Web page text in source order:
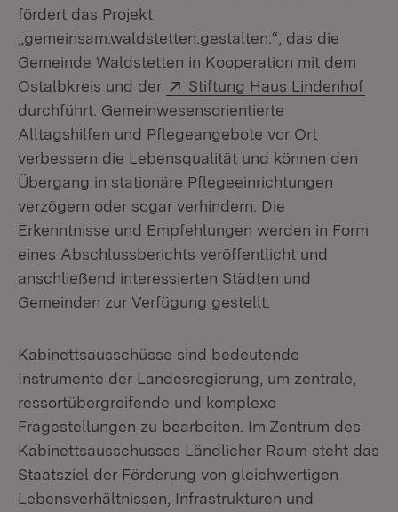
fördert das Projekt
„gemeinsam.waldstetten.gestalten.“, das die
Gemeinde Waldstetten in Kooperation mit dem
Ostalbkreis und der
Extern:
Stiftung Haus Lindenhof
durchführt. Gemeinwesensorientierte
Alltagshilfen und Pflegeangebote vor Ort
verbessern die Lebensqualität und können den
Übergang in stationäre Pflegeeinrichtungen
verzögern oder sogar verhindern. Die
Erkenntnisse und Empfehlungen werden in Form
eines Abschlussberichts veröffentlicht und
anschließend interessierten Städten und
Gemeinden zur Verfügung gestellt.
Kabinettsausschüsse sind bedeutende
Instrumente der Landesregierung, um zentrale,
ressortübergreifende und komplexe
Fragestellungen zu bearbeiten. Im Zentrum des
Kabinettsausschusses Ländlicher Raum steht das
Staatsziel der Förderung von gleichwertigen
Lebensverhältnissen, Infrastrukturen und